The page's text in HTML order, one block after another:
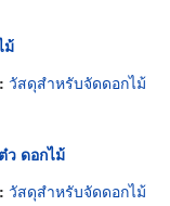
ม้
วัสดุสำหรับจัดดอกไม้
ว ดอกไม้
วัสดุสำหรับจัดดอกไม้